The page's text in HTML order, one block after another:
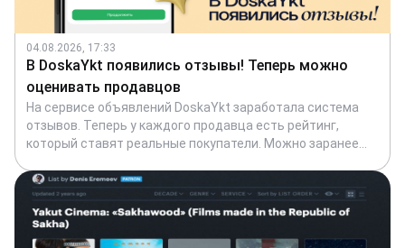
04.08.2026, 17:33
В DoskaYkt появились отзывы! Теперь можно
оценивать продавцов
На сервисе объявлений DoskaYkt заработала система
отзывов. Теперь у каждого продавца есть рейтинг,
который ставят реальные покупатели. Можно заранее
доверять. Для покупателей это защита от
недобросовестных продавцов. А для продавцов —
возможность подтвердить свою репутацию.